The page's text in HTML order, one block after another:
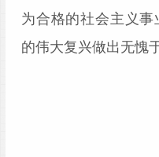
为合格的社会主义
的伟大复兴做出无愧